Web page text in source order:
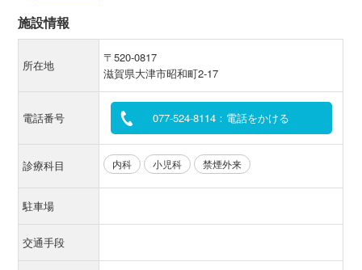
施設情報
所在地
〒520-0817
滋賀県大津市昭和町2-17
電話番号 077-524-8114：電話をかける
診療科目 内科 小児科 禁煙外来
駐車場
交通手段